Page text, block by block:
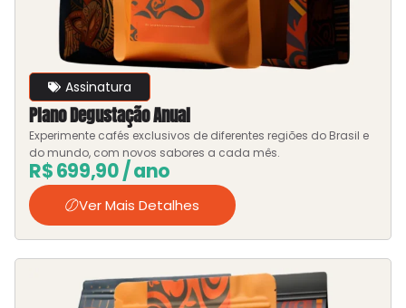
Assinatura
Plano Degustação Anual
Experimente cafés exclusivos de diferentes regiões do Brasil e
do mundo, com novos sabores a cada mês.
R$699,90/ ano
Ver Mais Detalhes